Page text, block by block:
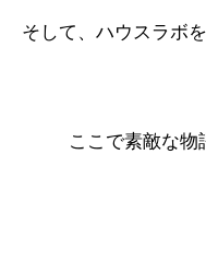
そして、ハウスラボ
ここで素敵な物